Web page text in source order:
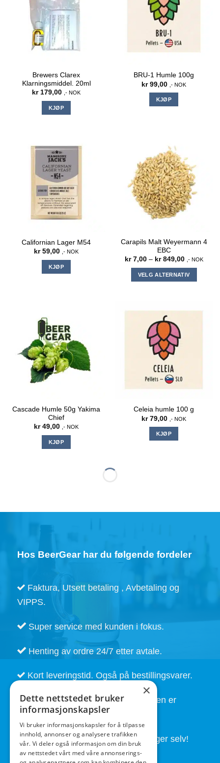
kan
velges
på
produktsiden
Brewers Clarex
Klarningsmiddel. 20ml
kr179,00 ,- NOK
KJØP
BRU-1 Humle 100g
kr99,00 ,- NOK
KJØP
Californian Lager M54
kr59,00 ,- NOK
KJØP
Carapils Malt Weyermann 4
EBC
kr7,00 – kr849,00
til
kr 849,00
,- NOK
VELG ALTERNATIV
flere
varianter.
Alternativene
kan
velges
på
produktsiden
Cascade Humle 50g Yakima
Chief
kr49,00 ,- NOK
KJØP
Celeia humle 100 g
kr79,00 ,- NOK
KJØP
Hos BeerGear har du følgende fordeler
Faktura, Utsett betaling , Avbetaling og
VIPPS.
Super service med kunden i fokus.
Henting av ordre 24/7 etter avtale.
Kort leveringstid. Også på bestillingsvarer.
God service også etter at handelen er
fullført.
Butikken drives av folk som brygger selv!
×
Dette nettstedet bruker
informasjonskapsler
Vi bruker informasjonskapsler for å tilpasse
innhold, annonser og analysere trafikken
vår. Vi deler også informasjon om din bruk
av nettstedet vårt med våre annonserings-